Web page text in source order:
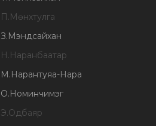
П.Мөнхтулга
З.Мэндсайхан
Н.Наранбаатар
М.Нарантуяа-Нара
О.Номинчимэг
Э.Одбаяр